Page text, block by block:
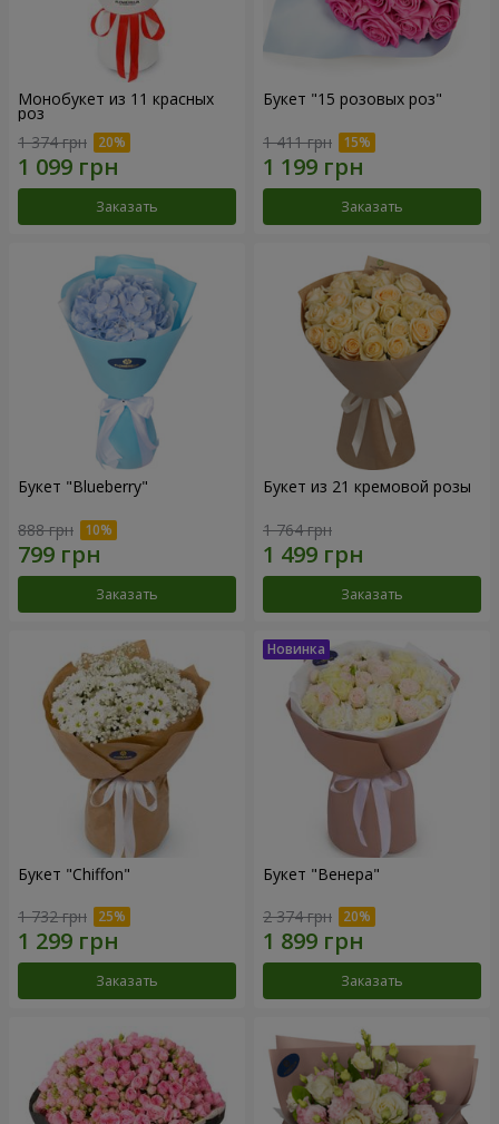
Монобукет из 11 красных
роз
1 374 грн
Заказать
Букет "15 розовых роз"
1 411 грн
Заказать
Букет "Blueberry"
888 грн
Заказать
Букет из 21 кремовой розы
1 764 грн
Заказать
Букет "Chiffon"
1 732 грн
Заказать
Букет "Венера"
2 374 грн
Заказать